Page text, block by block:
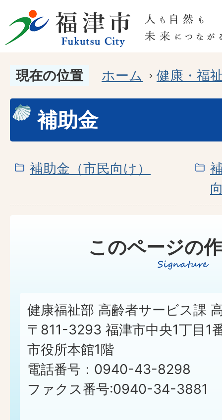
現在の位置 ホーム 健康・福
補助金
補助金（市民向け）
このページの
健康福祉部 高齢者サービス課
〒811-3293 福津市中央1丁目1
市役所本館1階
電話番号：0940-43-8298
ファクス番号:0940-34-3881